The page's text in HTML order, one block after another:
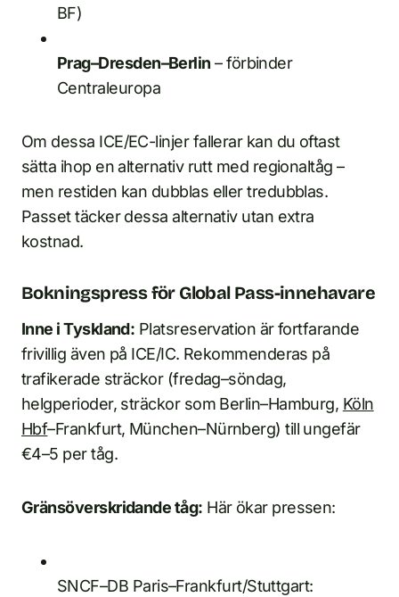
BF)
Prag–Dresden–Berlin – förbinder
Centraleuropa
Om dessa ICE/EC-linjer fallerar kan du oftast
sätta ihop en alternativ rutt med regionaltåg –
men restiden kan dubblas eller tredubblas.
Passet täcker dessa alternativ utan extra
kostnad.
Bokningspress för Global Pass-innehavare
Inne i Tyskland: Platsreservation är fortfarande
frivillig även på ICE/IC. Rekommenderas på
trafikerade sträckor (fredag–söndag,
helgperioder, sträckor som Berlin–Hamburg, Köln
Hbf–Frankfurt, München–Nürnberg) till ungefär
€4–5 per tåg.
Gränsöverskridande tåg: Här ökar pressen:
SNCF–DB Paris–Frankfurt/Stuttgart: